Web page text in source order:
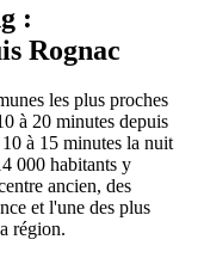
:
Rognac
les plus proches
à 20 minutes depuis
à 15 minutes la nuit
000 habitants y
ancien, des
et l'une des plus
région.